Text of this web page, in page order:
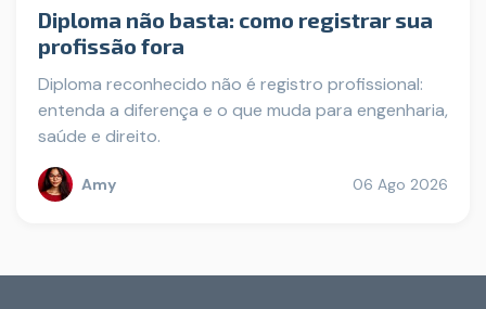
Diploma não basta: como registrar sua
profissão fora
Diploma reconhecido não é registro profissional:
entenda a diferença e o que muda para engenharia,
saúde e direito.
Amy 06 Ago 2026